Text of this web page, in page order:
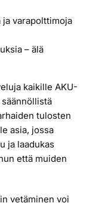
ja varapolttimoja
– älä
kaikille AKU-
tulosten
asia, jossa
ja laadukas
että muiden
vetäminen voi